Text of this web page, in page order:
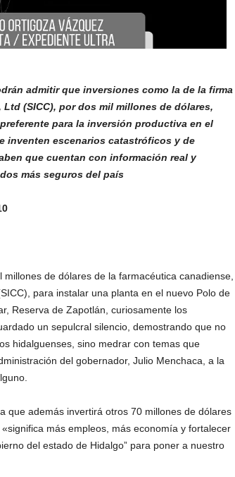
admitir que inversiones como la de la firma
(SICC), por dos mil millones de dólares,
para la inversión productiva en el
inventen escenarios catastróficos y de
que cuentan con información real y
más seguros del país
de dólares de la farmacéutica canadiense,
para instalar una planta en el nuevo Polo de
Reserva de Zapotlán, curiosamente los
un sepulcral silencio, demostrando que no
hidalguenses, sino medrar con temas que
del gobernador, Julio Menchaca, a la
que además invertirá otros 70 millones de dólares
más empleos, más economía y fortalecer
del estado de Hidalgo” para poner a nuestro